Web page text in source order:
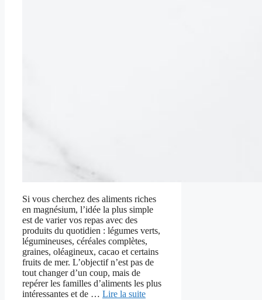
Si vous cherchez des aliments riches
en magnésium, l’idée la plus simple
est de varier vos repas avec des
produits du quotidien : légumes verts,
légumineuses, céréales complètes,
graines, oléagineux, cacao et certains
fruits de mer. L’objectif n’est pas de
tout changer d’un coup, mais de
repérer les familles d’aliments les plus
intéressantes et de … Lire la suite